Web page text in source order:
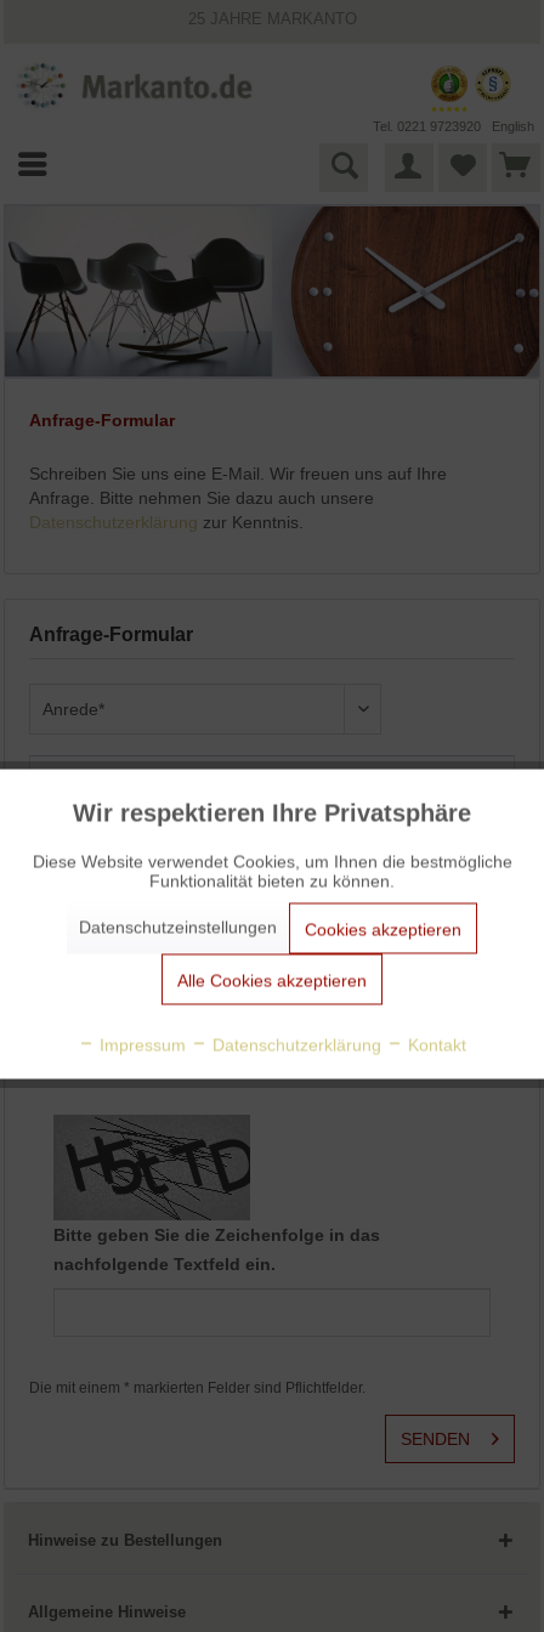
25 JAHRE MARKANTO
VIELFÄLTIGE ZAHLUNGSMÖGLICHKEITEN
Tel. 0221 9723920 English
Anfrage-Formular
Schreiben Sie uns eine E-Mail. Wir freuen uns auf Ihre
Anfrage. Bitte nehmen Sie dazu auch unsere
Datenschutzerklärung zur Kenntnis.
Anfrage-Formular
Bitte geben Sie die Zeichenfolge in das
nachfolgende Textfeld ein.
Die mit einem * markierten Felder sind Pflichtfelder.
SENDEN
Hinweise zu Bestellungen
Allgemeine Hinweise
Funktionale Aktiv
Aktiv
Aktiv
Personalisierung
Wir respektieren Ihre Privatsphäre
Diese Website verwendet Cookies, um Ihnen die bestmögliche
Funktionalität bieten zu können.
Datenschutzeinstellungen Cookies akzeptieren
Alle Cookies akzeptieren
Impressum Datenschutzerklärung Kontakt